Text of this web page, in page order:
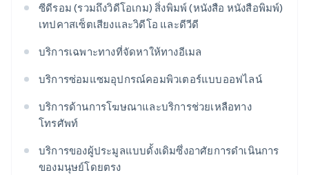
ซีดีรอม (รวมถึงวิดีโอเกม) สิ่งพิมพ์ (หนังสือ หนังสือพิมพ์)
เทปคาสเซ็ตเสียงและวิดีโอ และดีวีดี
บริการเฉพาะทางที่จัดหาให้ทางอีเมล
บริการซ่อมแซมอุปกรณ์คอมพิวเตอร์แบบออฟไลน์
บริการด้านการโฆษณาและบริการช่วยเหลือทาง
โทรศัพท์
บริการของผู้ประมูลแบบดั้งเดิมซึ่งอาศัยการดำเนินการ
ของมนุษย์โดยตรง